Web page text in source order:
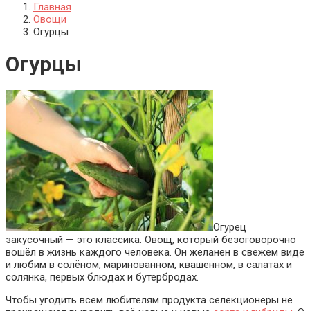
Главная
Овощи
Огурцы
Огурцы
Огурец
закусочный — это классика. Овощ, который безоговорочно
вошёл в жизнь каждого человека. Он желанен в свежем виде
и любим в солёном, маринованном, квашенном, в салатах и
солянка, первых блюдах и бутербродах.
Чтобы угодить всем любителям продукта селекционеры не